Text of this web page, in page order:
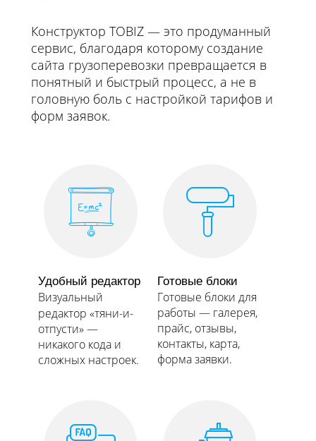
Конструктор TOBIZ — это продуманный
сервис, благодаря которому создание
сайта грузоперевозки превращается в
понятный и быстрый процесс, а не в
головную боль с настройкой тарифов и
форм заявок.
Удобный редактор
Визуальный
редактор «тяни-и-
отпусти» —
никакого кода и
сложных настроек.​​​​​​​
Готовые блоки
Готовые блоки для
работы — галерея,
прайс, отзывы,
контакты, карта,
форма заявки.​​​​​​​